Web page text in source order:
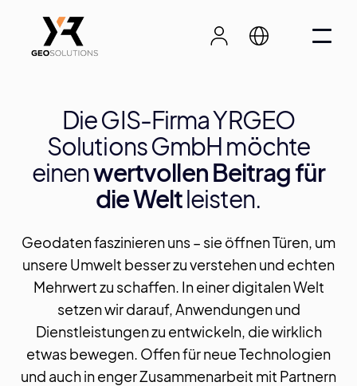
Die GIS-Firma YRGEO
Solutions GmbH möchte
einenwertvollen Beitrag für
die Weltleisten.
Geodaten faszinieren uns – sie öffnen Türen, um
unsere Umwelt besser zu verstehen und echten
Mehrwert zu schaffen. In einer digitalen Welt
setzen wir darauf, Anwendungen und
Dienstleistungen zu entwickeln, die wirklich
etwas bewegen. Offen für neue Technologien
und auch in enger Zusammenarbeit mit Partnern